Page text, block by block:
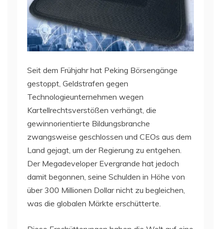
Seit dem Frühjahr hat Peking Börsengänge
gestoppt, Geldstrafen gegen
Technologieunternehmen wegen
Kartellrechtsverstößen verhängt, die
gewinnorientierte Bildungsbranche
zwangsweise geschlossen und CEOs aus dem
Land gejagt, um der Regierung zu entgehen.
Der Megadeveloper Evergrande hat jedoch
damit begonnen, seine Schulden in Höhe von
über 300 Millionen Dollar nicht zu begleichen,
was die globalen Märkte erschütterte.